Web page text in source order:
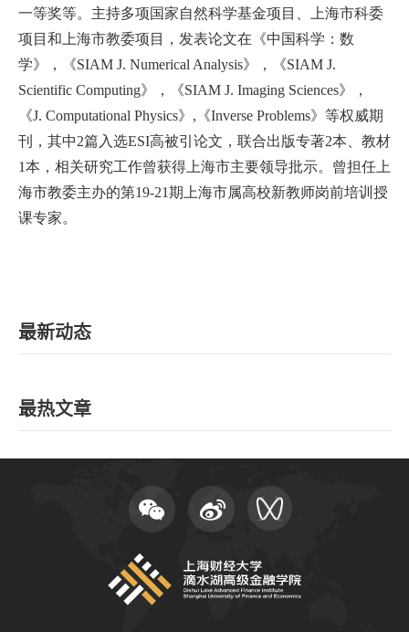
一等奖等。主持多项国家自然科学基金项目、上海市科委
项目和上海市教委项目，发表论文在《中国科学：数
学》，《SIAM J. Numerical Analysis》，《SIAM J.
Scientific Computing》，《SIAM J. Imaging Sciences》，
《J. Computational Physics》 , 《Inverse Problems》等权威期
刊，其中2篇入选ESI高被引论文，联合出版专著2本、教材
1本，相关研究工作曾获得上海市主要领导批示。曾担任上
海市教委主办的第19-21期上海市属高校新教师岗前培训授
课专家。
最新动态
最热文章